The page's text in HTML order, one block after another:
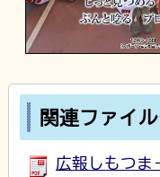
関連ファイ
広報しもつま